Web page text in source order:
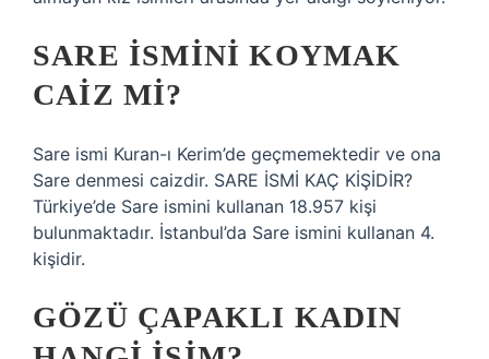
SARE ISMINI KOYMAK
CAIZ MI?
Sare ismi Kuran-ı Kerim’de geçmemektedir ve ona
Sare denmesi caizdir. SARE İSMİ KAÇ KİŞİDİR?
Türkiye’de Sare ismini kullanan 18.957 kişi
bulunmaktadır. İstanbul’da Sare ismini kullanan 4.
kişidir.
GÖZÜ ÇAPAKLI KADIN